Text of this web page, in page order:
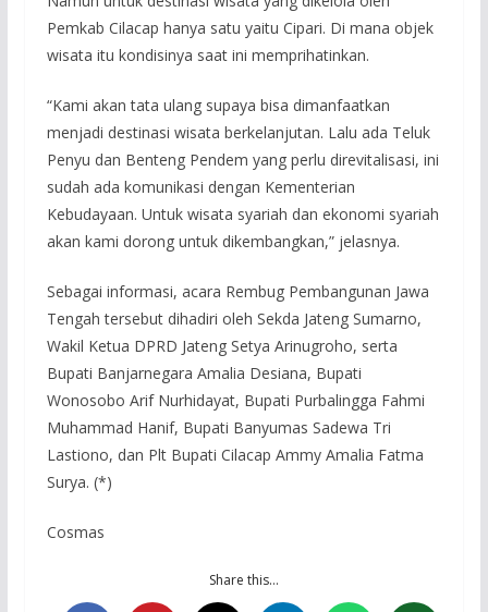
Pemkab Cilacap hanya satu yaitu Cipari. Di mana objek
wisata itu kondisinya saat ini memprihatinkan.
“Kami akan tata ulang supaya bisa dimanfaatkan
menjadi destinasi wisata berkelanjutan. Lalu ada Teluk
Penyu dan Benteng Pendem yang perlu direvitalisasi, ini
sudah ada komunikasi dengan Kementerian
Kebudayaan. Untuk wisata syariah dan ekonomi syariah
akan kami dorong untuk dikembangkan,” jelasnya.
Sebagai informasi, acara Rembug Pembangunan Jawa
Tengah tersebut dihadiri oleh Sekda Jateng Sumarno,
Wakil Ketua DPRD Jateng Setya Arinugroho, serta
Bupati Banjarnegara Amalia Desiana, Bupati
Wonosobo Arif Nurhidayat, Bupati Purbalingga Fahmi
Muhammad Hanif, Bupati Banyumas Sadewa Tri
Lastiono, dan Plt Bupati Cilacap Ammy Amalia Fatma
Surya. (*)
Cosmas
Share this…